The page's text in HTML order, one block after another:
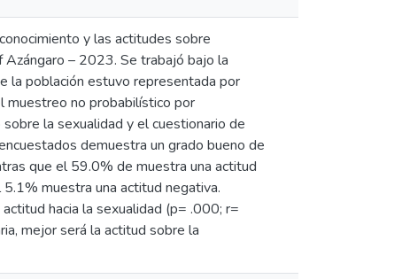
y las actitudes sobre
– 2023. Se trabajó bajo la
la población estuvo representada por
no probabilístico por
la sexualidad y el cuestionario de
demuestra un grado bueno de
que el 59.0% de muestra una actitud
muestra una actitud negativa.
hacia la sexualidad (p= .000; r=
mejor será la actitud sobre la